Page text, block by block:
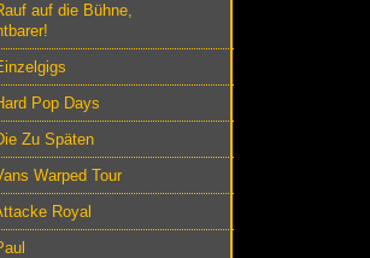
auf die Bühne,
Pop Days
Zu Späten
Warped Tour
Royal